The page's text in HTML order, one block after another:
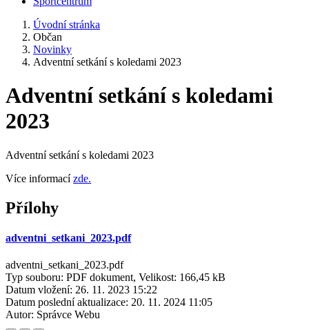
Úvodní stránka
Občan
Novinky
Adventní setkání s koledami 2023
Adventní setkání s koledami
2023
Adventní setkání s koledami 2023
Více informacízde.
Přílohy
adventni_setkani_2023.pdf
adventni_setkani_2023.pdf
Typ souboru: PDF dokument, Velikost: 166,45 kB
Datum vložení: 26. 11. 2023 15:22
Datum poslední aktualizace: 20. 11. 2024 11:05
Autor: Správce Webu